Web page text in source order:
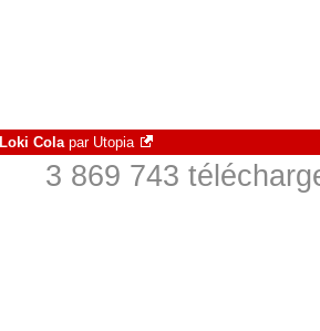
Loki Colapar Utopia
3 869 743